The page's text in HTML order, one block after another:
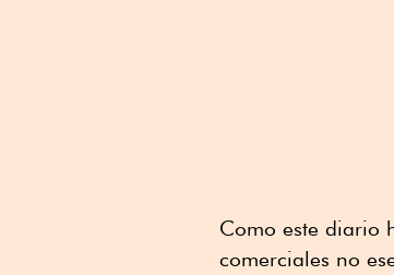
Como este diario
comerciales no